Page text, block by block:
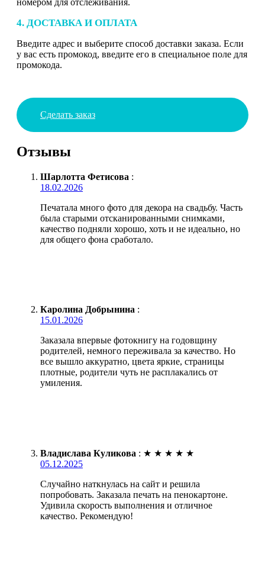
4. ДОСТАВКА И ОПЛАТА
Введите адрес и выберите способ доставки заказа. Если
у вас есть промокод, введите его в специальное поле для
промокода.
Сделать заказ
Отзывы
Шарлотта Фетисова :
18.02.2026
Печатала много фото для декора на свадьбу. Часть
была старыми отсканированными снимками,
качество подняли хорошо, хоть и не идеально, но
для общего фона сработало.
Каролина Добрынина :
15.01.2026
Заказала впервые фотокнигу на годовщину
родителей, немного переживала за качество. Но
все вышло аккуратно, цвета яркие, страницы
плотные, родители чуть не расплакались от
умиления.
Владислава Куликова : ★ ★ ★ ★ ★
05.12.2025
Случайно наткнулась на сайт и решила
попробовать. Заказала печать на пенокартоне.
Удивила скорость выполнения и отличное
качество. Рекомендую!